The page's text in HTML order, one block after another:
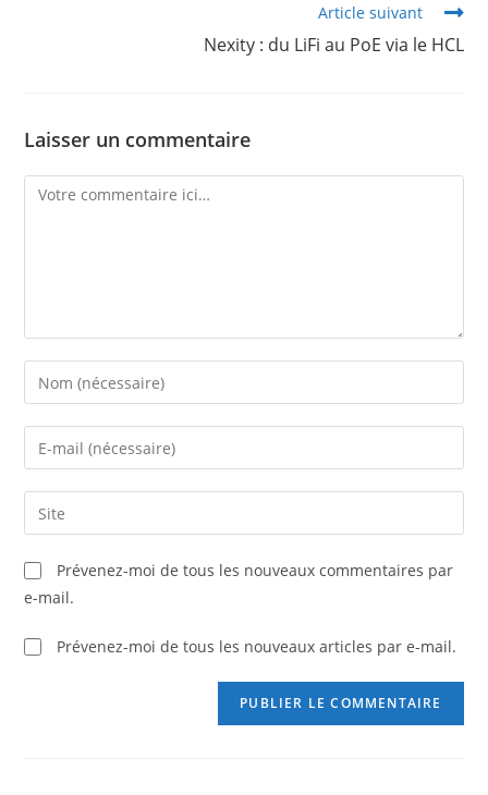
Article suivant
Nexity : du LiFi au PoE via le HCL
Laisser un commentaire
Prévenez-moi de tous les nouveaux commentaires par
e-mail.
Prévenez-moi de tous les nouveaux articles par e-mail.